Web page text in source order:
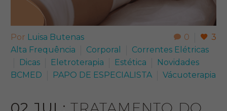
0 3
Por Luisa Butenas
Alta Frequência
Corporal
Correntes Elétricas
Dicas
Eletroterapia Estética
Novidades
BCMED
PAPO DE ESPECIALISTA​ Vácuoterapia